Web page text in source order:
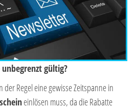
gültig?
der Regel eine gewisse Zeitspanne in
einlösen muss, da die Rabatte